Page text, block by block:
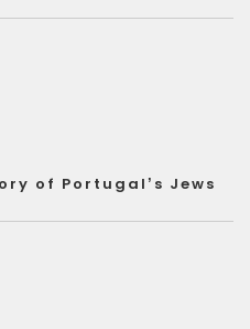
of Portugal’s Jews